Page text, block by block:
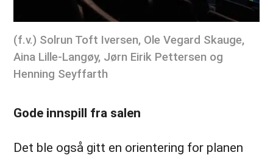
(f.v.) Solrun Toft Iversen, Ole Vegard Skauge,
Aina Lille-Langøy, Jørn Eirik Pettersen og
Henning Seyffarth
Gode innspill fra salen
Det ble også gitt en orientering for planen